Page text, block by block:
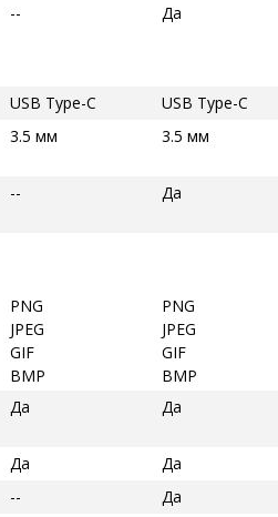
-- Да
USB Type-C
USB Type-C
3.5 мм 3.5 мм
-- Да
PNG
JPEG
GIF
BMP
PNG
JPEG
GIF
BMP
Да Да
Да
Да
-- Да